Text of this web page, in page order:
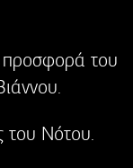
προσφορά του
του Νότου.